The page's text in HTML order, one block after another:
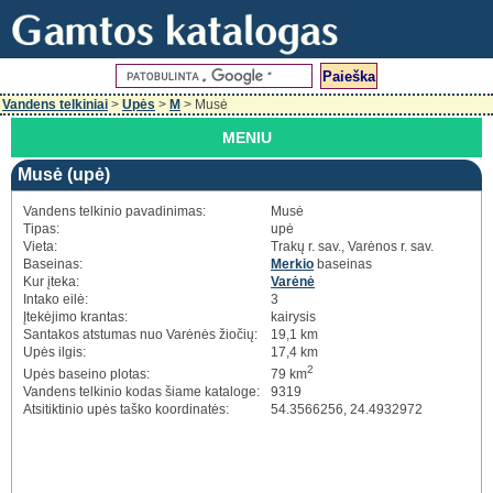
Vandens telkiniai > Upės > M > Musė
MENIU
Musė (upė)
Vandens telkinio pavadinimas:
Musė
Tipas:
upė
Vieta:
Trakų r. sav., Varėnos r. sav.
Baseinas:
Merkio baseinas
Kur įteka:
Varėnė
Intako eilė:
3
Įtekėjimo krantas:
kairysis
Santakos atstumas nuo Varėnės žiočių:
19,1 km
Upės ilgis:
17,4 km
Upės baseino plotas:
79 km2
Vandens telkinio kodas šiame kataloge:
9319
Atsitiktinio upės taško koordinatės:
54.3566256, 24.4932972